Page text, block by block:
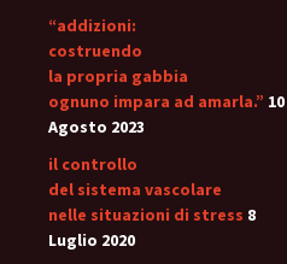
“addizioni:
costruendo
la propria gabbia
ognuno impara ad amarla.” 10
Agosto 2023
il controllo
del sistema vascolare
nelle situazioni di stress 8
Luglio 2020